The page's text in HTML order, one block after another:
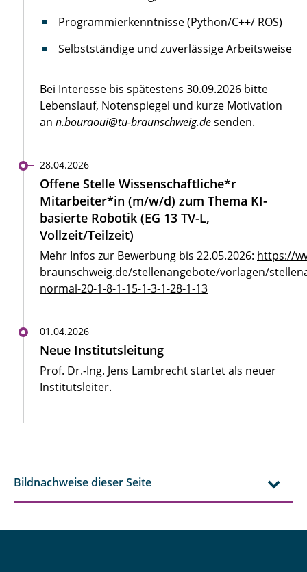
Programmierkenntnisse (Python/C++/ ROS)
Selbstständige und zuverlässige Arbeitsweise
Bei Interesse bis spätestens 30.09.2026 bitte
Lebenslauf, Notenspiegel und kurze Motivation
an n.bouraoui@tu-braunschweig.desenden.
28.04.2026
Offene Stelle Wissenschaftliche*r
Mitarbeiter*in (m/w/d) zum Thema KI-
basierte Robotik (EG 13 TV-L,
Vollzeit/Teilzeit)
Mehr Infos zur Bewerbung bis 22.05.2026: https://
braunschweig.de/stellenangebote/vorlagen/
normal-20-1-8-1-15-1-3-1-28-1-13
01.04.2026
Neue Institutsleitung
Prof. Dr.-Ing. Jens Lambrecht startet als neuer
Institutsleiter.
Bildnachweise dieser Seite